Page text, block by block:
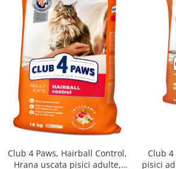
Club 4 Paws, Hairball Control,
Hrana uscata pisici adulte,
Club 4
pisici